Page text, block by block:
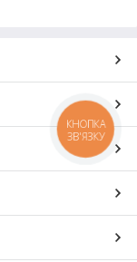
КНОПКА
ЗВ'ЯЗКУ